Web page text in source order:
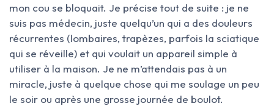
mon cou se bloquait. Je précise tout de suite : je ne
suis pas médecin, juste quelqu’un qui a des douleurs
récurrentes (lombaires, trapèzes, parfois la sciatique
qui se réveille) et qui voulait un appareil simple à
utiliser à la maison. Je ne m’attendais pas à un
miracle, juste à quelque chose qui me soulage un peu
le soir ou après une grosse journée de boulot.